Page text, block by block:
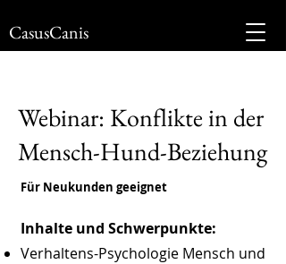
CasusCanis
Webinar: Konflikte in der
Mensch-Hund-Beziehung
Für Neukunden geeignet
Inhalte und Schwerpunkte:
Verhaltens-Psychologie Mensch und